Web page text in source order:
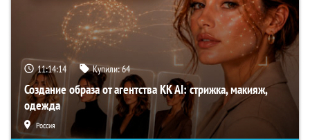
11:14:13 Купили:64
Создание образа от агентства KK AI: стрижка, макияж,
одежда
Россия